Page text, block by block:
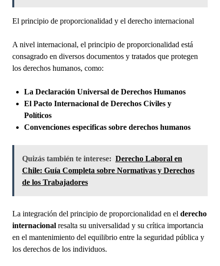
El principio de proporcionalidad y el derecho internacional
A nivel internacional, el principio de proporcionalidad está
consagrado en diversos documentos y tratados que protegen
los derechos humanos, como:
La Declaración Universal de Derechos Humanos
El Pacto Internacional de Derechos Civiles y
Políticos
Convenciones especificas sobre derechos humanos
Quizás también te interese: Derecho Laboral en
Chile: Guía Completa sobre Normativas y Derechos
de los Trabajadores
La integración del principio de proporcionalidad en el derecho
internacionalresalta su universalidad y su crítica importancia
en el mantenimiento del equilibrio entre la seguridad pública y
los derechos de los individuos.